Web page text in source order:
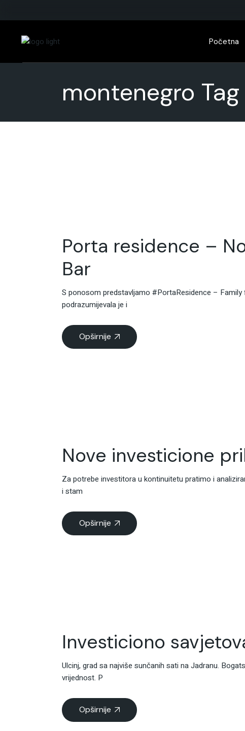
the
Početna
montenegro Tag
Porta residence –
Bar
S ponosom predstavljamo #PortaResidence –
podrazumijevala je i
Opširnije
Nove investicione
Za potrebe investitora u kontinuitetu pratimo i
i stam
Opširnije
Investiciono
Ulcinj, grad sa najviše sunčanih sati na Jadranu.
vrijednost. P
Opširnije